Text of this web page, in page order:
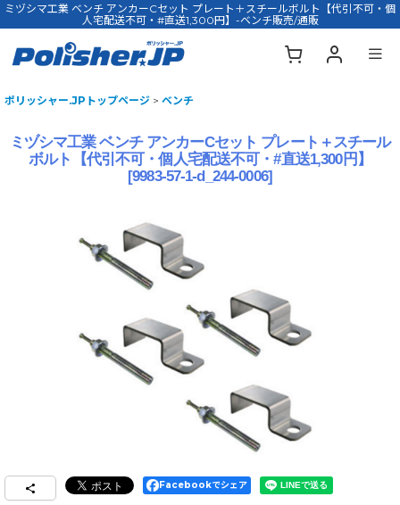
ミヅシマ工業 ベンチ アンカーCセット プレート＋スチールボルト【代引不可・個
人宅配送不可・#直送1,300円】-ベンチ販売/通販
ポリッシャー.JPトップページ > ベンチ
ミヅシマ工業 ベンチ アンカーCセット プレート＋スチール
ボルト【代引不可・個人宅配送不可・#直送1,300円】
[9983-57-1-d_244-0006]
Facebookでシェア